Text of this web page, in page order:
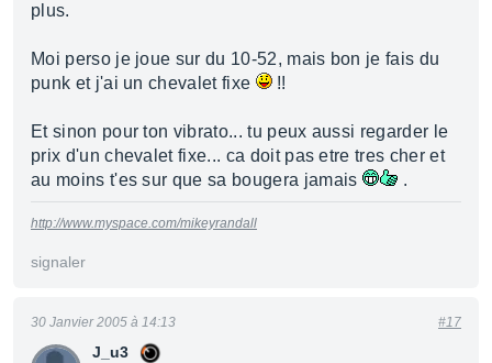
plus.
Moi perso je joue sur du 10-52, mais bon je fais du
punk et j'ai un chevalet fixe
!!
Et sinon pour ton vibrato... tu peux aussi regarder le
prix d'un chevalet fixe... ca doit pas etre tres cher et
au moins t'es sur que sa bougera jamais
.
http://www.myspace.com/mikeyrandall
signaler
J_u3
30 Janvier 2005 à 14:13 #17